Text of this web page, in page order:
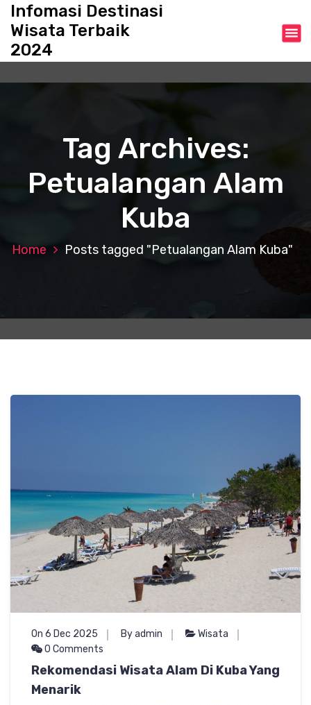
o
Infomasi Destinasi
Wisata Terbaik
2024
Tag Archives:
Petualangan Alam
Kuba
Home Posts tagged "Petualangan Alam Kuba"
On 6 Dec 2025 By admin
Wisata
0 Comments
Rekomendasi Wisata Alam Di Kuba Yang
Menarik